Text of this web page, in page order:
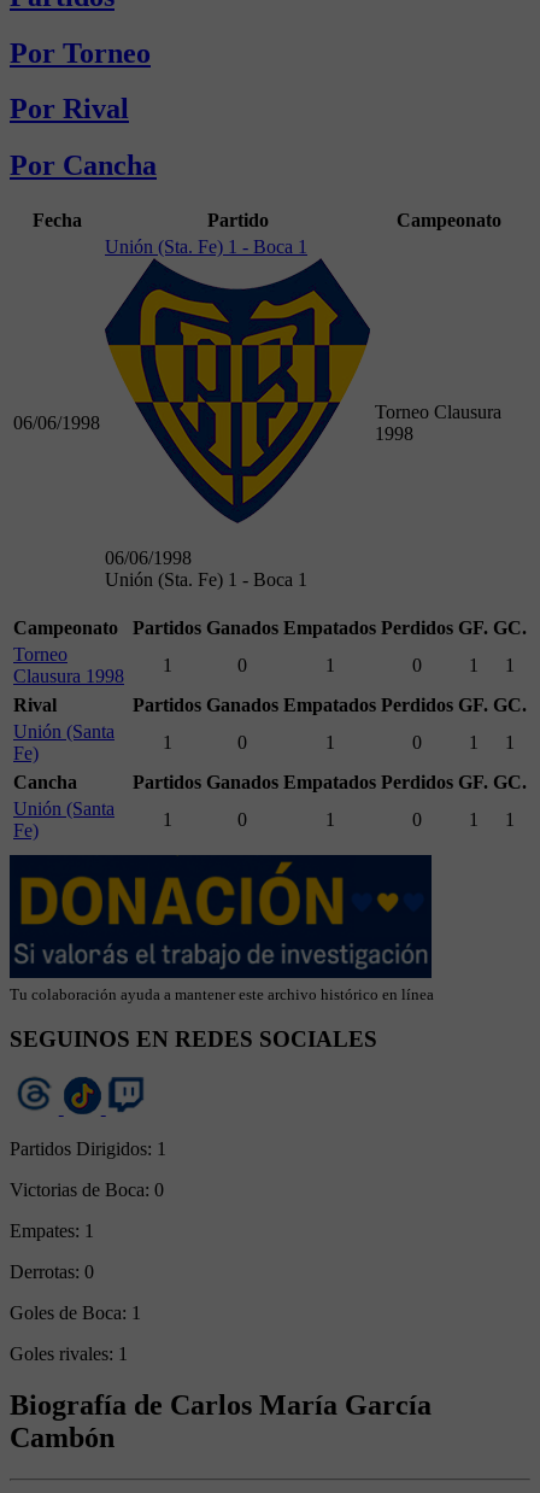
Por Torneo
Por Rival
Por Cancha
Fecha Partido Campeonato
06/06/1998
Unión (Sta. Fe) 1 - Boca 1
06/06/1998
Unión (Sta. Fe) 1 - Boca 1
Torneo Clausura
1998
Campeonato Partidos Ganados Empatados Perdidos GF. GC.
Torneo
Clausura 1998
1 0 1 0 1
1
Rival
Partidos Ganados Empatados Perdidos GF. GC.
Unión (Santa
Fe)
1 0 1 0 1
1
Cancha
Partidos Ganados Empatados Perdidos GF. GC.
Unión (Santa
Fe)
1 0 1 0 1 1
Tu colaboración ayuda a mantener este archivo histórico en línea
SEGUINOS EN REDES SOCIALES
Partidos Dirigidos: 1
Victorias de Boca: 0
Empates: 1
Derrotas: 0
Goles de Boca: 1
Goles rivales: 1
Biografía de Carlos María García
Cambón